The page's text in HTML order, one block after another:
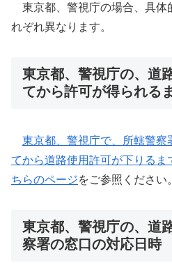
東京都、警視庁の場合、具体
れぞれ異なります。
東京都、警視庁の、道
てから許可が得られる
東京都、警視庁で、所轄警察
てから道路使用許可が下りるま
ちらのページをご参照ください。
東京都、警視庁の、道
察署の窓口の対応日時